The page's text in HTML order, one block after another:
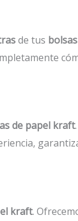
de tus
de papel kraft
kraft.